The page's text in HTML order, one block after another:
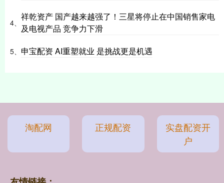
4、
祥乾资产 国产越来越强了！三星将停止在中国销售家电
及电视产品 竞争力下滑
5、 申宝配资 AI重塑就业 是挑战更是机遇
淘配网 正规配资
实盘配资开
户